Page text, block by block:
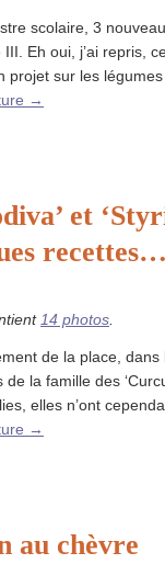
scolaire, 3
Eh oui, j’ai repris,
projet sur les
→
et
recettes…
14 photos
de la place,
la famille des
elles n’ont
→
au chèvre